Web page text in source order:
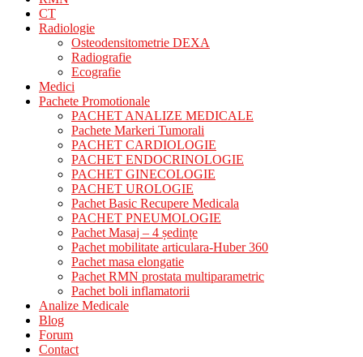
CT
Radiologie
Osteodensitometrie DEXA
Radiografie
Ecografie
Medici
Pachete Promotionale
PACHET ANALIZE MEDICALE
Pachete Markeri Tumorali
PACHET CARDIOLOGIE
PACHET ENDOCRINOLOGIE
PACHET GINECOLOGIE
PACHET UROLOGIE
Pachet Basic Recupere Medicala
PACHET PNEUMOLOGIE
Pachet Masaj – 4 ședințe
Pachet mobilitate articulara-Huber 360
Pachet masa elongatie
Pachet RMN prostata multiparametric
Pachet boli inflamatorii
Analize Medicale
Blog
Forum
Contact